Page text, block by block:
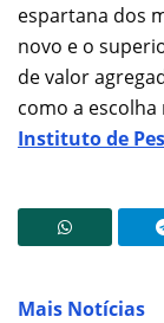
espartana dos
novo e o
de valor
como a
Instituto de
Mais Notícias